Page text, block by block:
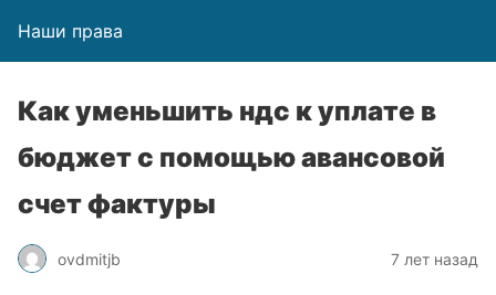
Наши права
Как уменьшить ндс к уплате в
бюджет с помощью авансовой
счет фактуры
ovdmitjb 7 лет назад